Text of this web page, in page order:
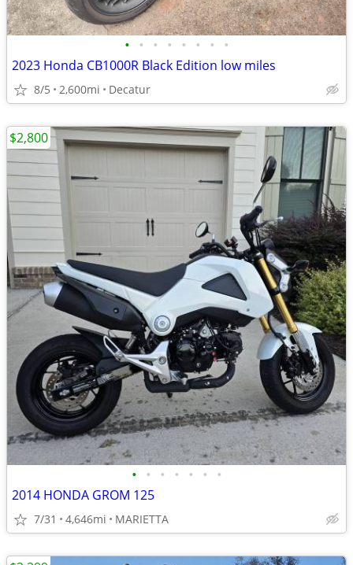
• • • • • • • •
2023 Honda CB1000R Black Edition low miles
8/5 2,600mi Decatur
• • • • • • •
2014 HONDA GROM 125
7/31 4,646mi MARIETTA
$2,800